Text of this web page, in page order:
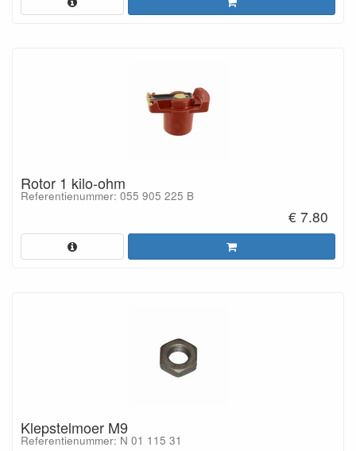
Rotor 1 kilo-ohm
Referentienummer: 055 905 225 B
€ 7.80
Klepstelmoer M9
Referentienummer: N 01 115 31